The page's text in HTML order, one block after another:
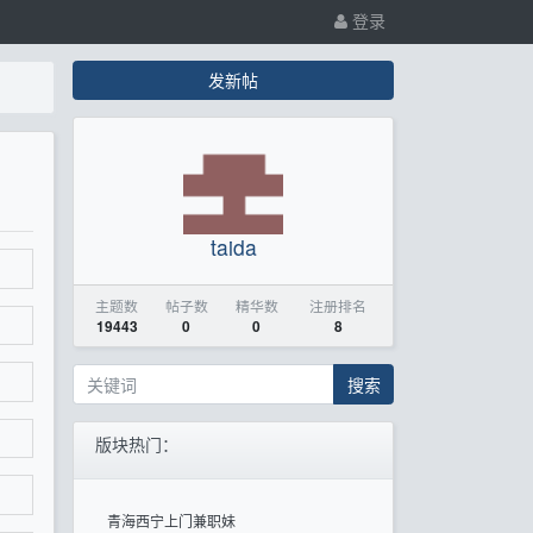
登录
发新帖
taida
主题数
19443
帖子数
0
精华数
0
注册排名
8
搜索
版块热门：
青海西宁上门兼职妹